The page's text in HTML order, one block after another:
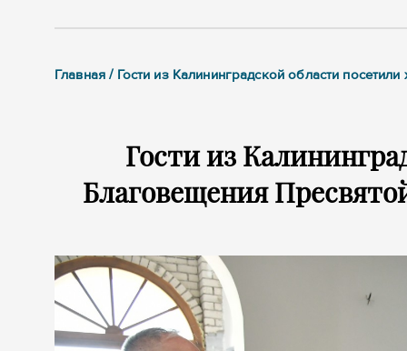
Главная / Гости из Калининградской области
Гости из
Благовещения